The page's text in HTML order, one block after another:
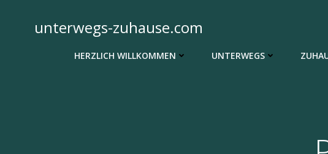
springenunterwegs-zuhause.com
HERZLICH WILLKOMMEN UNTERWEGS